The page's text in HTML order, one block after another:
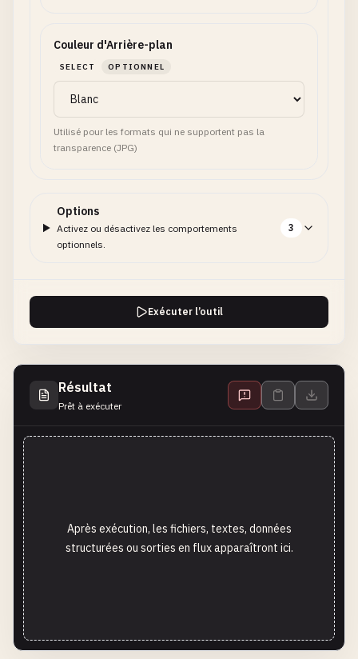
Couleur d'Arrière-plan
SELECT OPTIONNEL
Utilisé pour les formats qui ne supportent pas la
transparence (JPG)
Options
Activez ou désactivez les comportements
optionnels.
3
Exécuter l’outil
Résultat
Prêt à exécuter
Après exécution, les fichiers, textes, données
structurées ou sorties en flux apparaîtront ici.